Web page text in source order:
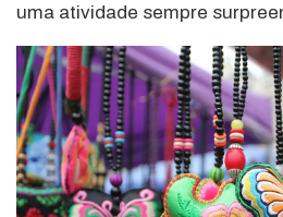
uma atividade sempre